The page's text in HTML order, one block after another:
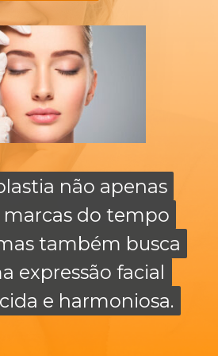
não apenas
marcas do tempo
também busca
expressão facial
e harmoniosa.
não apenas
marcas do tempo
também busca
expressão facial
e harmoniosa.